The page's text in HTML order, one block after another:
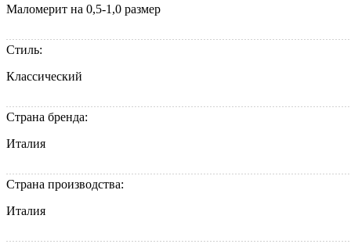
Маломерит на 0,5-1,0 размер
Стиль:
Классический
Страна бренда:
Италия
Страна производства:
Италия